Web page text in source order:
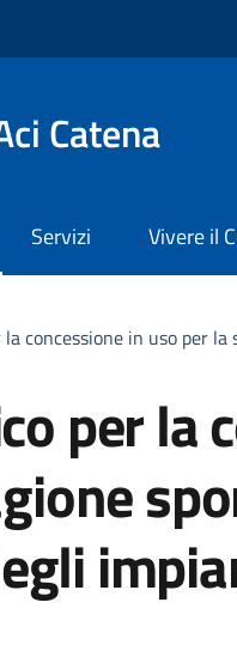
Catena
Servizi Vivere il
la concessione in uso per
per la